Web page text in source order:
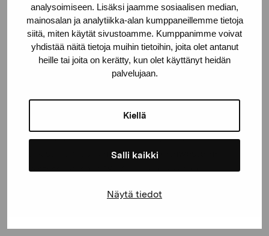
analysoimiseen. Lisäksi jaamme sosiaalisen median,
mainosalan ja analytiikka-alan kumppaneillemme tietoja
siitä, miten käytät sivustoamme. Kumppanimme voivat
yhdistää näitä tietoja muihin tietoihin, joita olet antanut
heille tai joita on kerätty, kun olet käyttänyt heidän
palvelujaan.
Kiellä
Salli kaikki
Näytä tiedot
luvulla ja sen tuloksia ovat muun muassa
omenakonsertti ja linnunpesä. Deckerin teoksia on
nähty eri puolilla Yhdysvaltoja ja Eurooppaa: Museum
of Art and Design New Yorkissa, Victoria and Albert
Museum Lontoossa, vuoden 2003 elektronisen taiteen
Kanazawassa Japanissa, Kiasma, Wäinö Aaltosen
museo Turussa. Decker on väitellyt tohtoriksi
musiikista ja musiikin teoriasta Northwestern-
yliopistossa vuonna 1987. Hän on nykyään